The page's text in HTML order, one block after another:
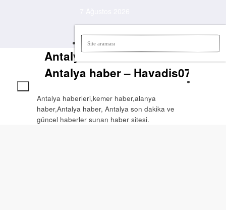
Antalya Haberlerleri –
Antalya haber – Havadis07
Antalya haberleri,kemer haber,alanya
haber,Antalya haber, Antalya son dakika ve
güncel haberler sunan haber sitesi.